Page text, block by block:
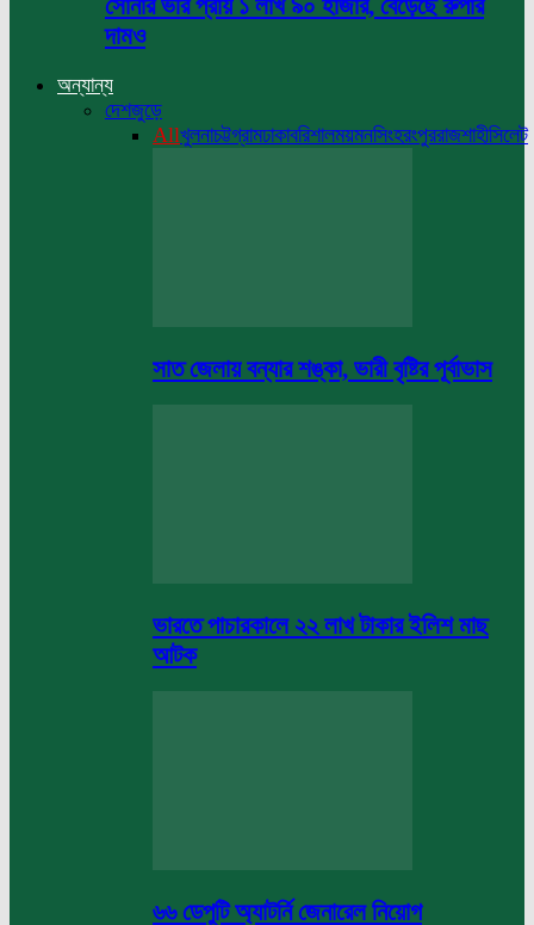
সোনার ভরি প্রায় ১ লাখ ৯০ হাজার, বেড়েছে রুপার
দামও
অন্যান্য
দেশজুড়ে
Allখুলনাচট্টগ্রামঢাকাবরিশালময়মনসিংহরংপুররাজশাহীসিলেট
সাত জেলায় বন্যার শঙ্কা, ভারী বৃষ্টির পূর্বাভাস
ভারতে পাচারকালে ২২ লাখ টাকার ইলিশ মাছ
আটক
৬৬ ডেপুটি অ্যাটর্নি জেনারেল নিয়োগ